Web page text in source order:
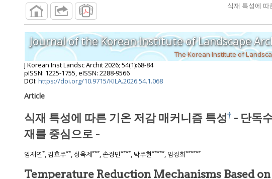
식재 특성에 따
Journal of the Korean Institute of Landscape
The Korean Institute of
J Korean Inst Landsc Archit2026; 54(1):68-84
pISSN: 1225-1755, eISSN: 2288-9566
DOI: https://doi.org/10.9715/KILA.2026.54.1.068
Article
식재 특성에 따른 기온 저감 매커니즘 특성† - 단독
재를 중심으로 -
임재연*, 김효주**, 성욱제***, 손정민****, 박주현*****, 엄정희******
Temperature Reduction Mechanisms Based